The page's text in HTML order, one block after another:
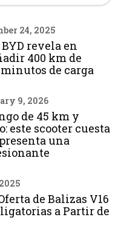
24, 2025
revela en
400 km de
de carga
9, 2026
de 45 km y
este scooter cuesta
una
de Balizas V16
a Partir de